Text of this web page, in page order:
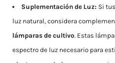
Suplementación de Luz: Si
luz natural, considera
lámparas de cultivo. Estas
espectro de luz necesario para